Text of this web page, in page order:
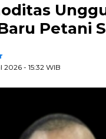
Petani
2026- 15:32 WIB